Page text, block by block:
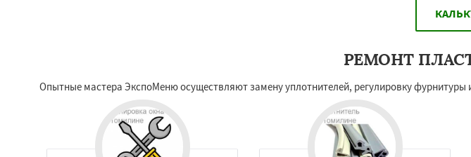
РЕМОНТ
Опытные мастера ЭкспоМеню осуществляют замену уплотнителей, регулировку